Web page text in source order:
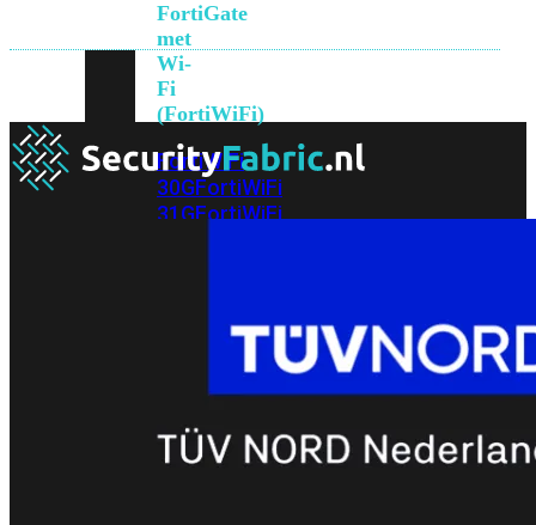
FortiGate
met
Wi-
Fi
(FortiWiFi)
FortiWiFi
30GFortiWiFi
31GFortiWiFi
FortiWiFi
FortiWiFi
FortiWiFi
71GFortiWiFi
80F FortiWiFi